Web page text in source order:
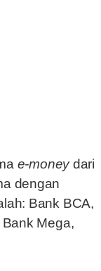
e-moneydari
dengan
Bank BCA,
Mega,